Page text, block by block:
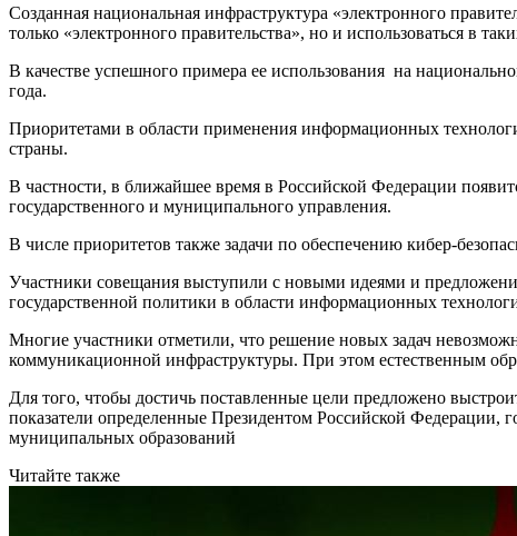
Созданная национальная инфраструктура «электронного
только «электронного правительства», но и использоваться в
В качестве успешного примера ее использования на
года.
Приоритетами в области применения информационных
страны.
В частности, в ближайшее время в Российской Федерации
государственного и муниципального управления.
В числе приоритетов также задачи по обеспечению кибер-
Участники совещания выступили с новыми идеями и
государственной политики в области информационных
Многие участники отметили, что решение новых задач
коммуникационной инфраструктуры. При этом естественным
Для того, чтобы достичь поставленные цели предложено
показатели определенные Президентом Российской Федерации,
муниципальных образований
Читайте также